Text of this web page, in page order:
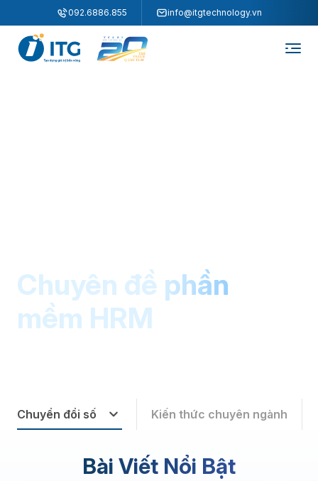
092.6886.855 info@itgtechnology.vn
Chuyên đề phần
mềm HRM
Chuyển đổi số Kiến thức chuyên ngành
Bài Viết Nổi Bật